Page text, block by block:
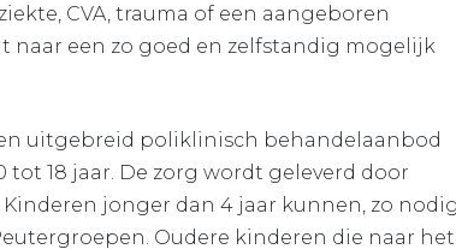
CVA, trauma of een aangeboren
naar een zo goed en zelfstandig mogelijk
uitgebreid poliklinisch behandelaanbod
18 jaar. De zorg wordt geleverd door
jonger dan 4 jaar kunnen, zo nodig,
Oudere kinderen die naar het